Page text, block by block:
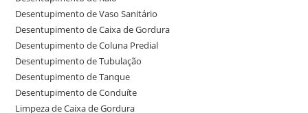
Desentupimento de Vaso Sanitário
Desentupimento de Caixa de Gordura
Desentupimento de Coluna Predial
Desentupimento de Tubulação
Desentupimento de Tanque
Desentupimento de Conduíte
Limpeza de Caixa de Gordura